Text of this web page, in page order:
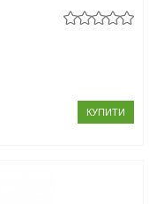
КУПИТИ